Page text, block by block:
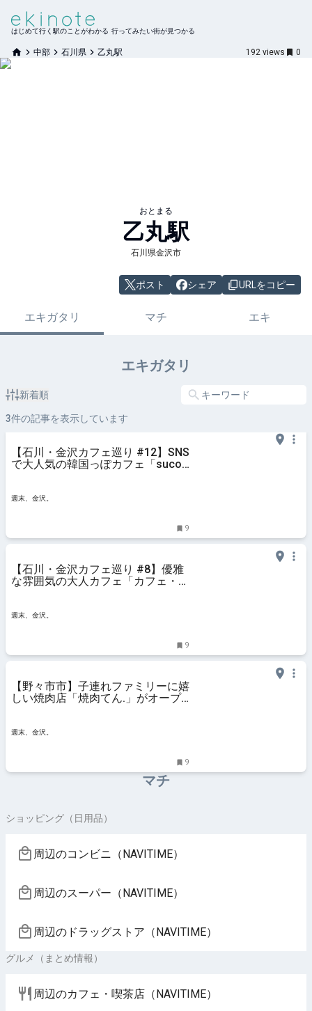
はじめて行く駅のことがわかる 行ってみたい街が見つかる
中部 石川県 乙丸駅 192 views 0
おとまる
乙丸駅
石川県金沢市
ポスト シェア URLをコピー
エキガタリ マチ エキ
エキガタリ
新着順
3件の記事を表示しています
【石川・金沢カフェ巡り #12】SNS
で大人気の韓国っぽカフェ「suco
末、金沢。
週末、金沢。
9
【石川・金沢カフェ巡り #8】優雅
な雰囲気の大人カフェ「カフェ・コ
ーツを - 週末、金沢。
週末、金沢。
9
【野々市市】子連れファミリーに嬉
しい焼肉店「焼肉てん.」がオープ
週末、金沢。
週末、金沢。
9
マチ
ショッピング（日用品）
周辺のコンビニ（NAVITIME）
周辺のスーパー（NAVITIME）
周辺のドラッグストア（NAVITIME）
グルメ（まとめ情報）
周辺のカフェ・喫茶店（NAVITIME）